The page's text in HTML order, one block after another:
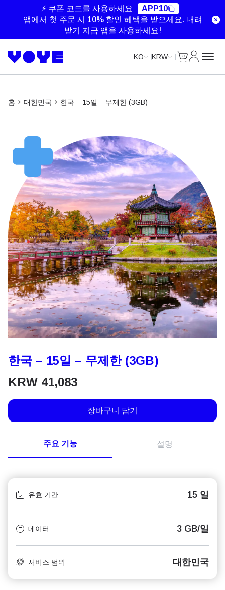
⚡ 쿠폰 코드를 사용하세요
APP10
앱에서 첫 주문 시 10% 할인 혜택을 받으세요. 내려
받기
지금 앱을 사용하세요!
KO KRW
홈 대한민국 한국 – 15일 – 무제한 (3GB)
한국 – 15일 – 무제한 (3GB)
KRW 41,083
장바구니 담기
주요 기능 설명
유효 기간 15 일
데이터 3 GB/일
서비스 범위 대한민국
Unlimited Data
Unlimited Data
Unlimited Data